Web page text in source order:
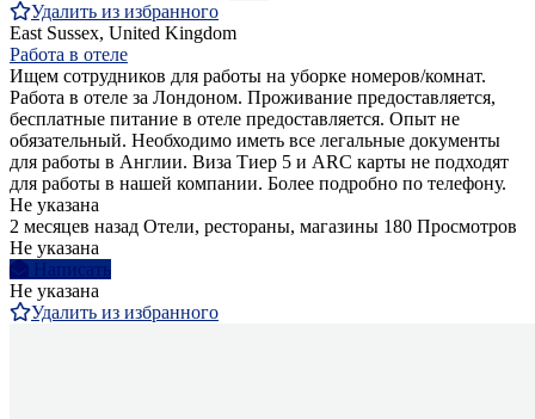
Удалить из избранного
East Sussex, United Kingdom
Работа в отеле
Ищем сотрудников для работы на уборке номеров/комнат.
Работа в отеле за Лондоном. Проживание предоставляется,
бесплатные питание в отеле предоставляется. Опыт не
обязательный. Необходимо иметь все легальные документы
для работы в Англии. Виза Тиер 5 и ARC карты не подходят
для работы в нашей компании. Более подробно по телефону.
Не указана
2 месяцев назад Отели, рестораны, магазины 180 Просмотров
Не указана
Написать
Не указана
Удалить из избранного